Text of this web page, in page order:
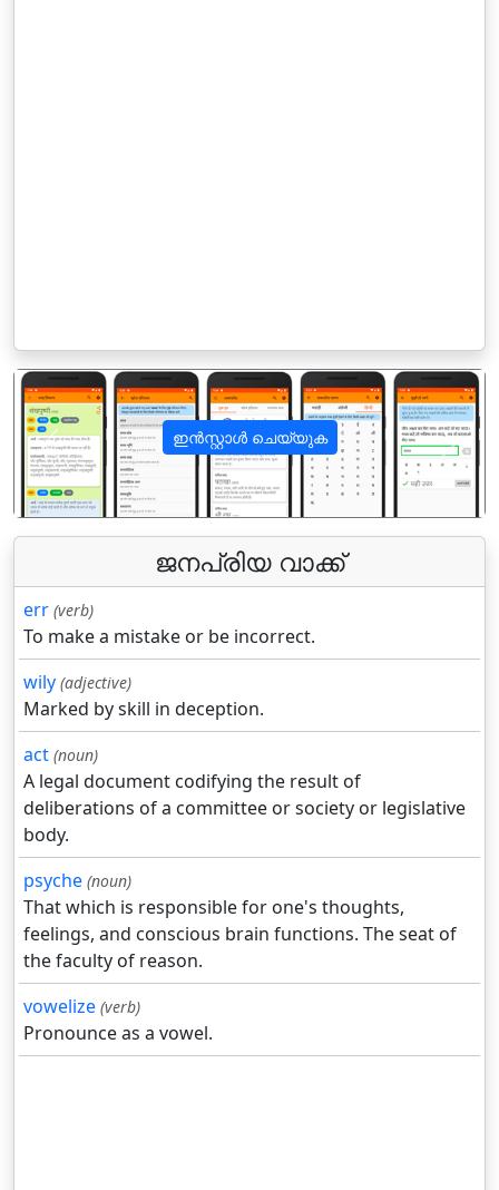
ഇൻസ്റ്റാൾ ചെയ്യുക
पिछला अगला
ജനപ്രിയ വാക്ക്
err (verb)
To make a mistake or be incorrect.
wily (adjective)
Marked by skill in deception.
act (noun)
A legal document codifying the result of
deliberations of a committee or society or legislative
body.
psyche (noun)
That which is responsible for one's thoughts,
feelings, and conscious brain functions. The seat of
the faculty of reason.
vowelize (verb)
Pronounce as a vowel.